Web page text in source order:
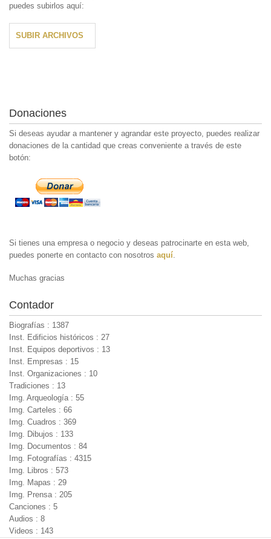
puedes subirlos aquí:
SUBIR ARCHIVOS
Donaciones
Si deseas ayudar a mantener y agrandar este proyecto, puedes realizar
donaciones de la cantidad que creas conveniente a través de este
botón:
Si tienes una empresa o negocio y deseas patrocinarte en esta web,
puedes ponerte en contacto con nosotros aquí
Muchas gracias
Contador
Biografías : 1387
Inst. Edificios históricos : 27
Inst. Equipos deportivos : 13
Inst. Empresas : 15
Inst. Organizaciones : 10
Tradiciones : 13
Img. Arqueología : 55
Img. Carteles : 66
Img. Cuadros : 369
Img. Dibujos : 133
Img. Documentos : 84
Img. Fotografías : 4315
Img. Libros : 573
Img. Mapas : 29
Img. Prensa : 205
Canciones : 5
Audios : 8
Videos : 143